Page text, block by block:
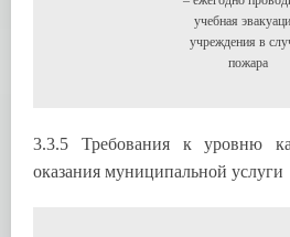
учебная
учреждения в
пожара
3.3.5 Требования к уровню
оказания муниципальной услуги